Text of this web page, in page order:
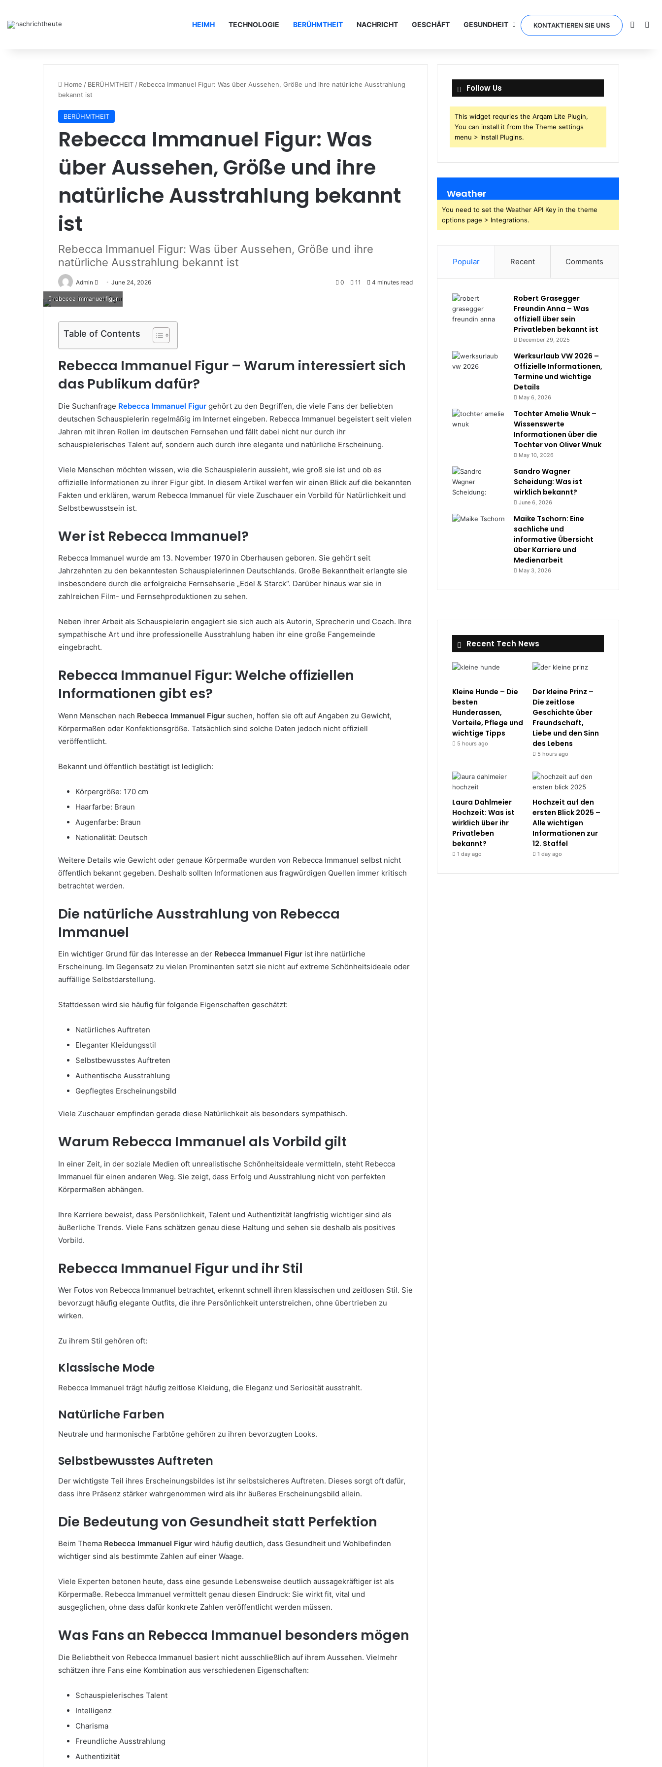
HEIMH TECHNOLOGIE BERÜHMTHEIT NACHRICHT GESCHÄFT GESUNDHEIT KONTAKTIEREN SIE UNS
Home / BERÜHMTHEIT / Rebecca Immanuel Figur: Was über Aussehen, Größe und ihre natürliche Ausstrahlung
bekannt ist
BERÜHMTHEIT
Rebecca Immanuel Figur: Was
über Aussehen, Größe und ihre
natürliche Ausstrahlung bekannt
ist
Rebecca Immanuel Figur: Was über Aussehen, Größe und ihre
natürliche Ausstrahlung bekannt ist
Admin
Send
an
email
June 24, 2026 0 11 4 minutes read
rebecca immanuel figur
Table of Contents
Rebecca Immanuel Figur – Warum interessiert sich
das Publikum dafür?
Die Suchanfrage Rebecca Immanuel Figur gehört zu den Begriffen, die viele Fans der beliebten
deutschen Schauspielerin regelmäßig im Internet eingeben. Rebecca Immanuel begeistert seit vielen
Jahren mit ihren Rollen im deutschen Fernsehen und fällt dabei nicht nur durch ihr
schauspielerisches Talent auf, sondern auch durch ihre elegante und natürliche Erscheinung.
Viele Menschen möchten wissen, wie die Schauspielerin aussieht, wie groß sie ist und ob es
offizielle Informationen zu ihrer Figur gibt. In diesem Artikel werfen wir einen Blick auf die bekannten
Fakten und erklären, warum Rebecca Immanuel für viele Zuschauer ein Vorbild für Natürlichkeit und
Selbstbewusstsein ist.
Wer ist Rebecca Immanuel?
Rebecca Immanuel wurde am 13. November 1970 in Oberhausen geboren. Sie gehört seit
Jahrzehnten zu den bekanntesten Schauspielerinnen Deutschlands. Große Bekanntheit erlangte sie
insbesondere durch die erfolgreiche Fernsehserie „Edel & Starck“. Darüber hinaus war sie in
zahlreichen Film- und Fernsehproduktionen zu sehen.
Neben ihrer Arbeit als Schauspielerin engagiert sie sich auch als Autorin, Sprecherin und Coach. Ihre
sympathische Art und ihre professionelle Ausstrahlung haben ihr eine große Fangemeinde
eingebracht.
Rebecca Immanuel Figur: Welche offiziellen
Informationen gibt es?
Wenn Menschen nach Rebecca Immanuel Figur suchen, hoffen sie oft auf Angaben zu Gewicht,
Körpermaßen oder Konfektionsgröße. Tatsächlich sind solche Daten jedoch nicht offiziell
veröffentlicht.
Bekannt und öffentlich bestätigt ist lediglich:
Körpergröße: 170 cm
Haarfarbe: Braun
Augenfarbe: Braun
Nationalität: Deutsch
Weitere Details wie Gewicht oder genaue Körpermaße wurden von Rebecca Immanuel selbst nicht
öffentlich bekannt gegeben. Deshalb sollten Informationen aus fragwürdigen Quellen immer kritisch
betrachtet werden.
Die natürliche Ausstrahlung von Rebecca
Immanuel
Ein wichtiger Grund für das Interesse an der Rebecca Immanuel Figur ist ihre natürliche
Erscheinung. Im Gegensatz zu vielen Prominenten setzt sie nicht auf extreme Schönheitsideale oder
auffällige Selbstdarstellung.
Stattdessen wird sie häufig für folgende Eigenschaften geschätzt:
Natürliches Auftreten
Eleganter Kleidungsstil
Selbstbewusstes Auftreten
Authentische Ausstrahlung
Gepflegtes Erscheinungsbild
Viele Zuschauer empfinden gerade diese Natürlichkeit als besonders sympathisch.
Warum Rebecca Immanuel als Vorbild gilt
In einer Zeit, in der soziale Medien oft unrealistische Schönheitsideale vermitteln, steht Rebecca
Immanuel für einen anderen Weg. Sie zeigt, dass Erfolg und Ausstrahlung nicht von perfekten
Körpermaßen abhängen.
Ihre Karriere beweist, dass Persönlichkeit, Talent und Authentizität langfristig wichtiger sind als
äußerliche Trends. Viele Fans schätzen genau diese Haltung und sehen sie deshalb als positives
Vorbild.
Rebecca Immanuel Figur und ihr Stil
Wer Fotos von Rebecca Immanuel betrachtet, erkennt schnell ihren klassischen und zeitlosen Stil. Sie
bevorzugt häufig elegante Outfits, die ihre Persönlichkeit unterstreichen, ohne übertrieben zu
wirken.
Zu ihrem Stil gehören oft:
Klassische Mode
Rebecca Immanuel trägt häufig zeitlose Kleidung, die Eleganz und Seriosität ausstrahlt.
Natürliche Farben
Neutrale und harmonische Farbtöne gehören zu ihren bevorzugten Looks.
Selbstbewusstes Auftreten
Der wichtigste Teil ihres Erscheinungsbildes ist ihr selbstsicheres Auftreten. Dieses sorgt oft dafür,
dass ihre Präsenz stärker wahrgenommen wird als ihr äußeres Erscheinungsbild allein.
Die Bedeutung von Gesundheit statt Perfektion
Beim Thema Rebecca Immanuel Figur wird häufig deutlich, dass Gesundheit und Wohlbefinden
wichtiger sind als bestimmte Zahlen auf einer Waage.
Viele Experten betonen heute, dass eine gesunde Lebensweise deutlich aussagekräftiger ist als
Körpermaße. Rebecca Immanuel vermittelt genau diesen Eindruck: Sie wirkt fit, vital und
ausgeglichen, ohne dass dafür konkrete Zahlen veröffentlicht werden müssen.
Was Fans an Rebecca Immanuel besonders mögen
Die Beliebtheit von Rebecca Immanuel basiert nicht ausschließlich auf ihrem Aussehen. Vielmehr
schätzen ihre Fans eine Kombination aus verschiedenen Eigenschaften:
Schauspielerisches Talent
Intelligenz
Charisma
Freundliche Ausstrahlung
Authentizität
Follow Us
This widget requries the Arqam Lite Plugin,
You can install it from the Theme settings
menu > Install Plugins.
Weather
You need to set the Weather API Key in the theme
options page > Integrations.
Popular Recent Comments
Robert Grasegger
Freundin Anna – Was
offiziell über sein
Privatleben bekannt ist
December 29, 2025
Werksurlaub VW 2026 –
Offizielle Informationen,
Termine und wichtige
Details
May 6, 2026
Tochter Amelie Wnuk –
Wissenswerte
Informationen über die
Tochter von Oliver Wnuk
May 10, 2026
Sandro Wagner
Scheidung: Was ist
wirklich bekannt?
June 6, 2026
Maike Tschorn: Eine
sachliche und
informative Übersicht
über Karriere und
Medienarbeit
May 3, 2026
Recent Tech News
Kleine Hunde – Die
besten
Hunderassen,
Vorteile, Pflege und
wichtige Tipps
5 hours ago
Der kleine Prinz –
Die zeitlose
Geschichte über
Freundschaft,
Liebe und den Sinn
des Lebens
5 hours ago
Laura Dahlmeier
Hochzeit: Was ist
wirklich über ihr
Privatleben
bekannt?
1 day ago
Hochzeit auf den
ersten Blick 2025 –
Alle wichtigen
Informationen zur
12. Staffel
1 day ago